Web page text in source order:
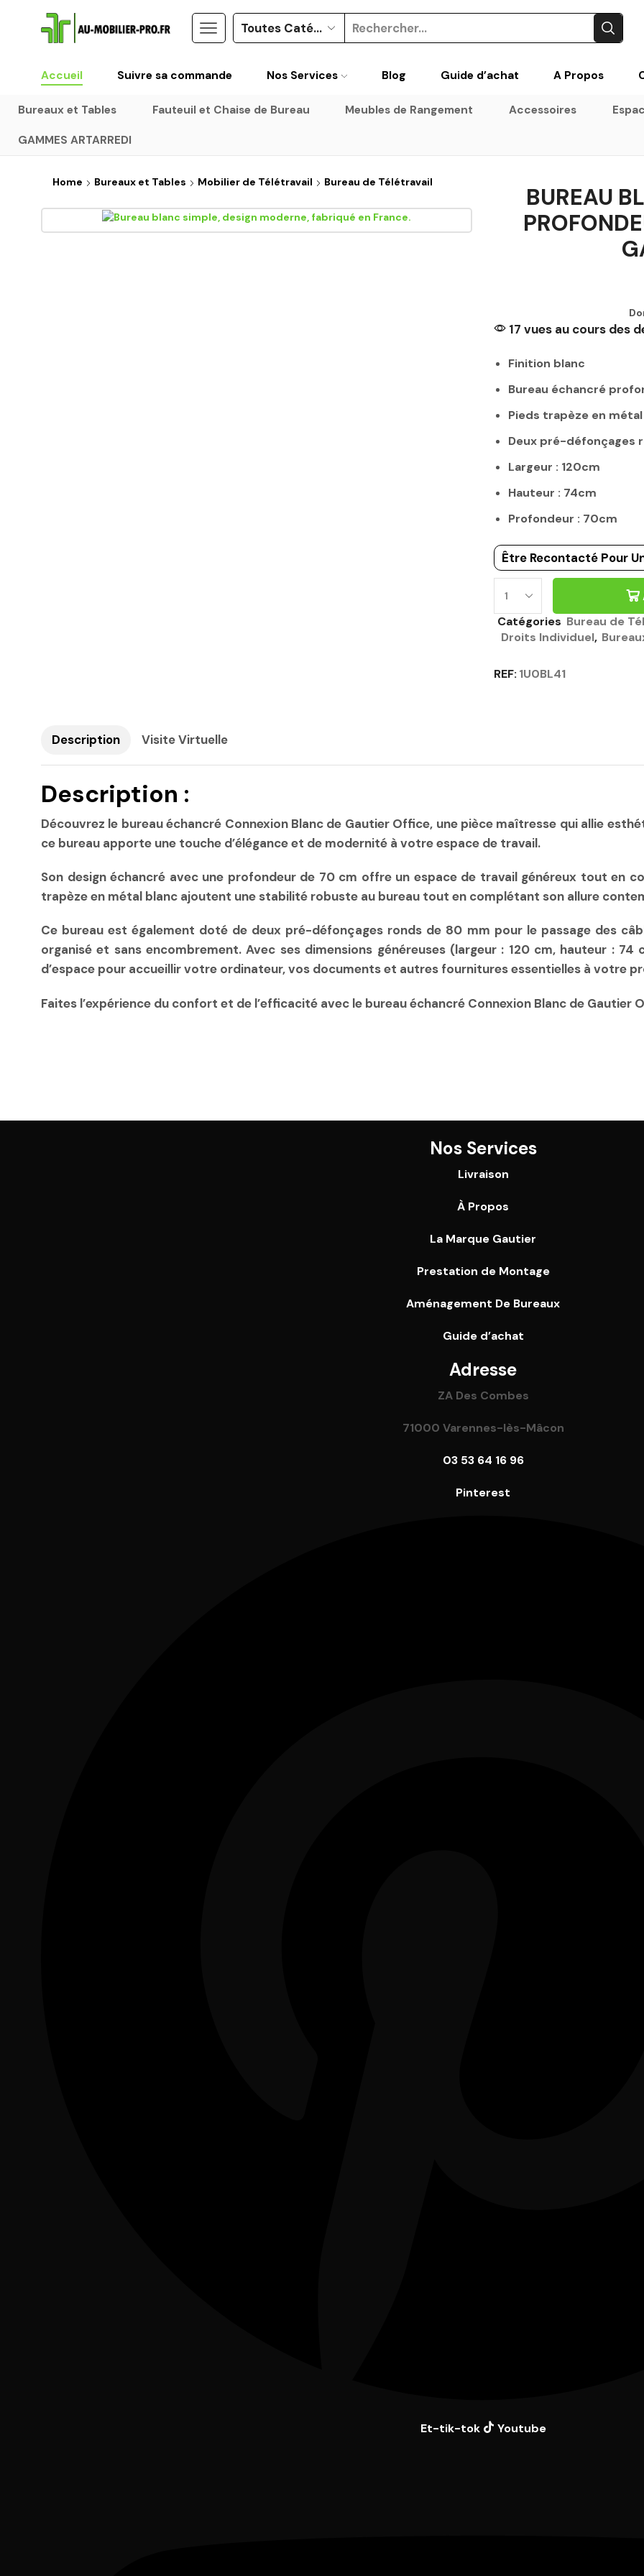
Accueil Suivre sa commande Nos Services Blog Guide d’achat A Propos
Bureaux et Tables Fauteuil et Chaise de Bureau Meubles de Rangement Accessoires
GAMMES ARTARREDI
Home Bureaux et Tables Mobilier de Télétravail Bureau de Télétravail
BUREAU
17 vues au cours des
Finition blanc
Bureau échancré
Pieds trapèze en
Deux pré-défonçages
Largeur : 120cm
Hauteur : 74cm
Profondeur : 70cm
Être Recontacté Pour
BUREAU
BLANC
120CM
ÉCHANCRÉ
70CM
Catégories Bureau de
Droits Individuel,
REF: 1U0BL41
Description Visite Virtuelle
Description :
Découvrez le bureau échancré Connexion Blanc de Gautier Office, une pièce maîtresse qui allie
ce bureau apporte une touche d’élégance et de modernité à votre espace de travail.
Son design échancré avec une profondeur de 70 cm offre un espace de travail généreux tout en
trapèze en métal blanc ajoutent une stabilité robuste au bureau tout en complétant son allure
Ce bureau est également doté de deux pré-défonçages ronds de 80 mm pour le passage des
organisé et sans encombrement. Avec ses dimensions généreuses (largeur : 120 cm, hauteur :
d’espace pour accueillir votre ordinateur, vos documents et autres fournitures essentielles à votre
Faites l’expérience du confort et de l’efficacité avec le bureau échancré Connexion Blanc de Gautier
Nos Services
Livraison
À Propos
La Marque Gautier
Prestation de Montage
Aménagement De Bureaux
Guide d’achat
Adresse
ZA Des Combes
71000 Varennes-lès-Mâcon
03 53 64 16 96
Pinterest
Et-tik-tok Youtube